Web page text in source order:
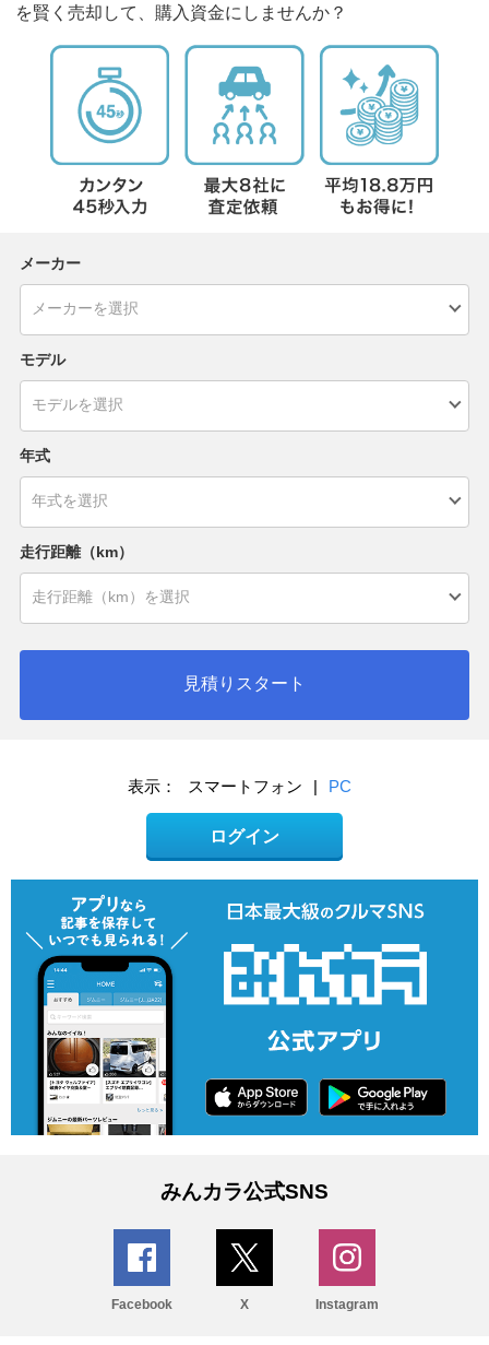
を賢く売却して、購入資金にしませんか？
メーカー
モデル
年式
走行距離（km）
見積りスタート
表示： スマートフォン | PC
ログイン
みんカラ公式SNS
Facebook X Instagram